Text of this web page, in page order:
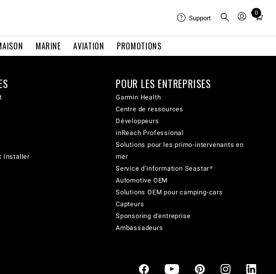
MARINE AVIATION PROMOTIONS
Support
0
Total
in
Installer
POUR LES ENTREPRISES
Garmin Health
Centre de ressources
Développeurs
inReach Professional
Solutions pour les primo-intervenants en
mer
Service d'information Seastar®
Automotive OEM
Solutions OEM pour camping-cars
Capteurs
Sponsoring d'entreprise
Ambassadeurs